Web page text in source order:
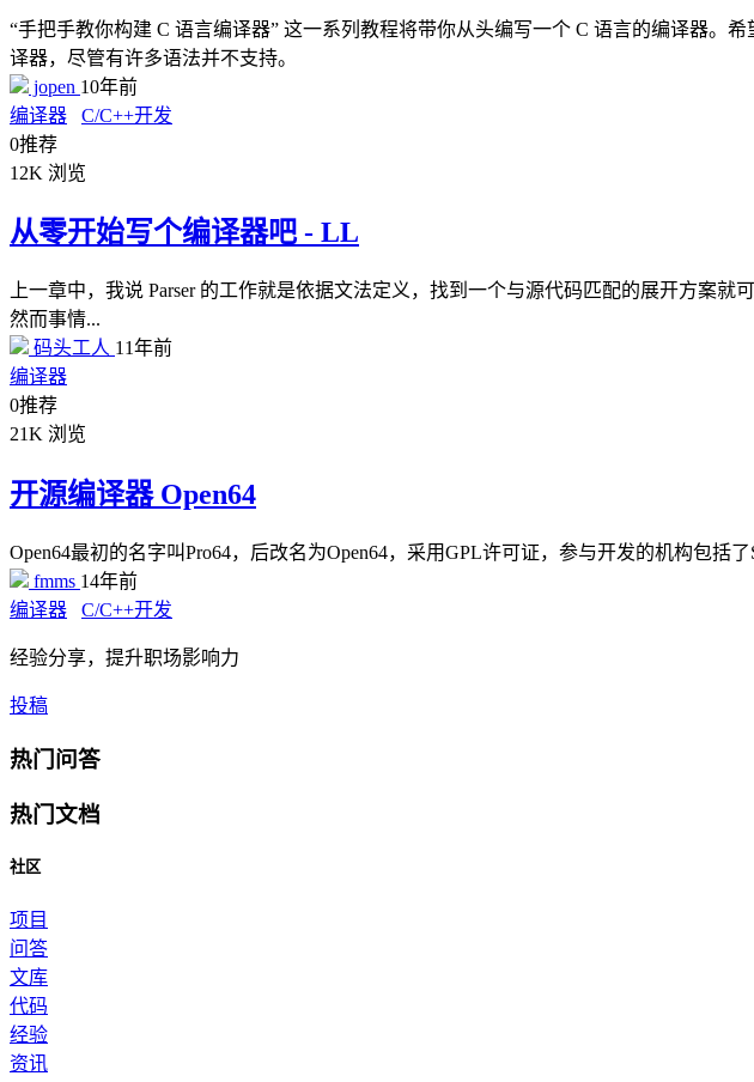
“手把手教你构建 C 语言编译器” 这一系列教程将带你从头编写一个 C 语言的编译器。
译器，尽管有许多语法并不支持。
jopen 10年前
编译器
C/C++开发
0推荐
12K 浏览
从零开始写个编译器吧 - LL
上一章中，我说 Parser 的工作就是依据文法定义，找到一个与源代码匹配的展开方案
然而事情...
码头工人 11年前
编译器
0推荐
21K 浏览
开源编译器 Open64
Open64最初的名字叫Pro64，后改名为Open64，采用GPL许可证，参与开发的机构包括
fmms 14年前
编译器
C/C++开发
经验分享，提升职场影响力
投稿
热门问答
热门文档
社区
项目
问答
文库
代码
经验
资讯